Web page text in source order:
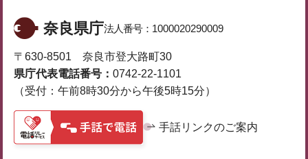
奈良県庁法人番号： 1000020290009
〒630-8501 奈良市登大路町30
県庁代表電話番号： 0742-22-1101
（受付：午前8時30分から午後5時15分）
手話リンクのご案内